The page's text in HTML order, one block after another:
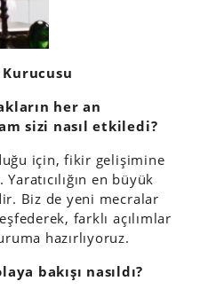
her an
sizi nasıl etkiledi?
için, fikir gelişimine
en büyük
Biz de yeni mecralar
farklı açılımlar
hazırlıyoruz.
bakışı nasıldı?